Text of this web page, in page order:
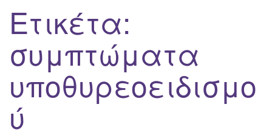
v
Ετικέτα:
συμπτώματα
υποθυρεοειδισμο
ύ